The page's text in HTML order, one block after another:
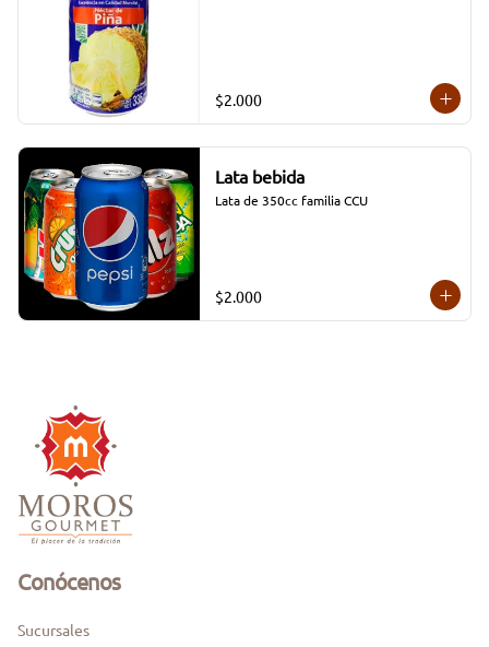
$2.000
Lata bebida
Lata de 350cc familia CCU
$2.000
Conócenos
Sucursales